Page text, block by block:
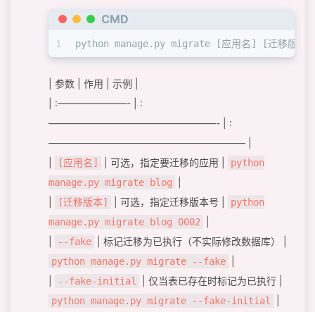
CMD
1 python manage.py migrate [应用名] [迁移版本]
| 参数 | 作用 | 示例 |
| :———————- | :
—————————————————- | :
———————————————————— |
[应用名] | 可选，指定要迁移的应用 |
python
manage.py migrate blog
[迁移版本] | 可选，指定迁移版本号 |
python
manage.py migrate blog 0002
--fake | 标记迁移为已执行（不实际修改数据库） |
python manage.py migrate --fake
--fake-initial | 仅当表已存在时标记为已执行 |
python manage.py migrate --fake-initial